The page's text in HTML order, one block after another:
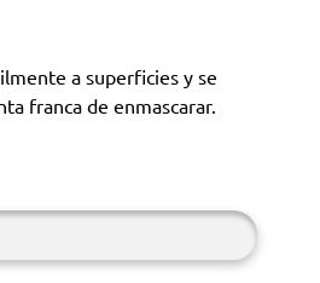
a superficies y se
franca de enmascarar.